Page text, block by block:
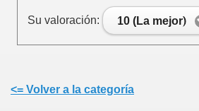
Su valoración: 10 (La mejor)
<= Volver a la categoría